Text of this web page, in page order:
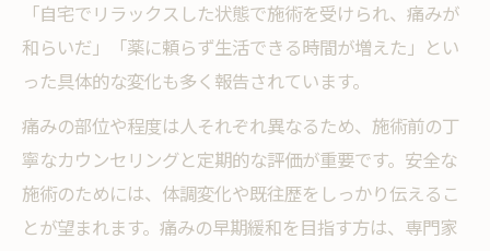
「自宅でリラックスした状態で施術を受けられ、痛みが
和らいだ」「薬に頼らず生活できる時間が増えた」とい
った具体的な変化も多く報告されています。
痛みの部位や程度は人それぞれ異なるため、施術前の丁
寧なカウンセリングと定期的な評価が重要です。安全な
施術のためには、体調変化や既往歴をしっかり伝えるこ
とが望まれます。痛みの早期緩和を目指す方は、専門家